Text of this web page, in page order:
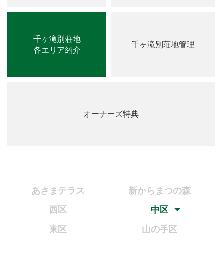
千ヶ滝別荘地
各エリア紹介
千ヶ滝別荘地管理
オーナーズ特典
あさまテラス
新からまつの森
西区
中区
東区
山の手区